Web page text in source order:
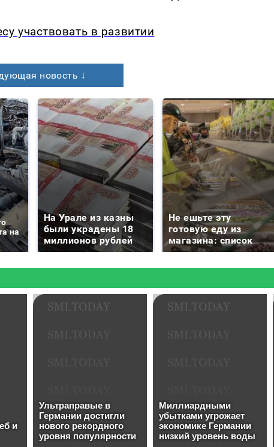
участвовать в развитии
новость ↓
на
На Урале из казны
были украдены 18
миллионов рублей
Не ешьте эту
готовую еду из
магазина: список